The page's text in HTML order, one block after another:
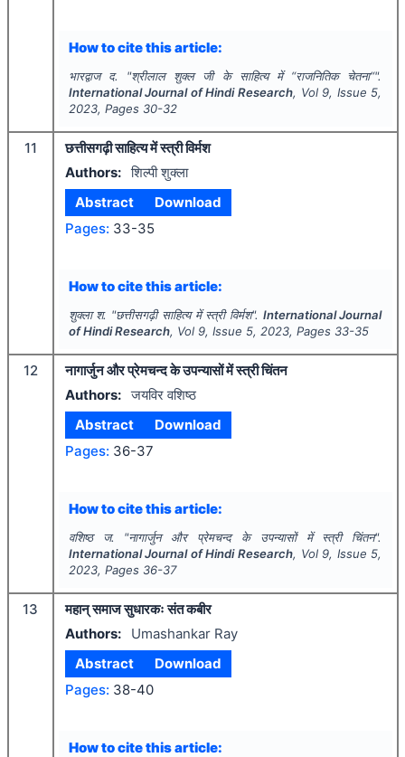
How to cite this article:
भारद्वाज द. "श्रीलाल शुक्ल जी के साहित्य में “राजनितिक चेतना“".
International Journal of Hindi Research, Vol 9, Issue 5,
2023, Pages 30-32
11
छत्तीसगढ़ी साहित्य में स्त्री विर्मश
Authors: शिल्पी शुक्ला
Abstract
Download
Pages: 33-35
How to cite this article:
शुक्ला श. "छत्तीसगढ़ी साहित्य में स्त्री विर्मश". International Journal
of Hindi Research, Vol 9, Issue 5, 2023, Pages 33-35
12
नागार्जुन और प्रेमचन्द के उपन्यासों में स्त्री चिंतन
Authors: जयविर वशिष्ठ
Abstract
Download
Pages: 36-37
How to cite this article:
वशिष्ठ ज. "नागार्जुन और प्रेमचन्द के उपन्यासों में स्त्री चिंतन".
International Journal of Hindi Research, Vol 9, Issue 5,
2023, Pages 36-37
13
महान् समाज सुधारकः संत कबीर
Authors:
Umashankar Ray
Abstract
Download
Pages: 38-40
How to cite this article: